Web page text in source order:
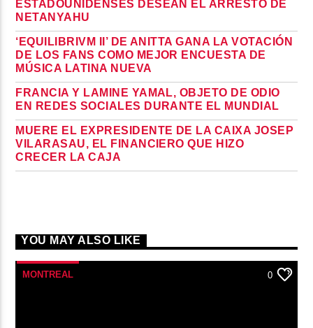
ESTADOUNIDENSES DESEAN EL ARRESTO DE
NETANYAHU
‘EQUILIBRIVM II’ DE ANITTA GANA LA VOTACIÓN
DE LOS FANS COMO MEJOR ENCUESTA DE
MÚSICA LATINA NUEVA
FRANCIA Y LAMINE YAMAL, OBJETO DE ODIO
EN REDES SOCIALES DURANTE EL MUNDIAL
MUERE EL EXPRESIDENTE DE LA CAIXA JOSEP
VILARASAU, EL FINANCIERO QUE HIZO
CRECER LA CAJA
YOU MAY ALSO LIKE
MONTREAL 0